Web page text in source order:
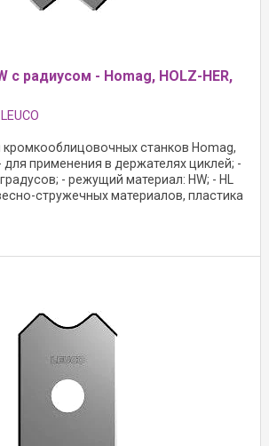
с радиусом - Homag, HOLZ-HER,
LEUCO
станков Homag,
для применения в держателях циклей; -
- режущий материал: HW; - HL
стружечных материалов, пластика